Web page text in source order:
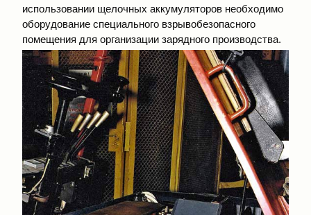
использовании щелочных аккумуляторов необходимо
оборудование специального взрывобезопасного
помещения для организации зарядного производства.